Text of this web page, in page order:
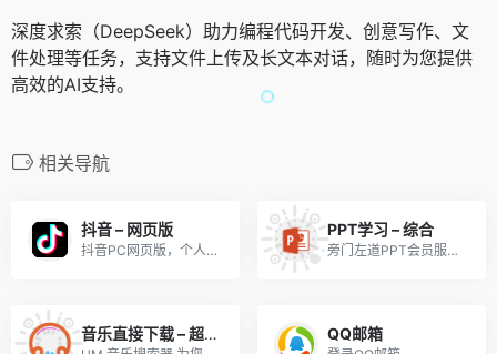
深度求索（DeepSeek）助力编程代码开发、创意写作、文
件处理等任务，支持文件上传及长文本对话，随时为您提供
高效的AI支持。
相关导航
抖音 – 网页版
抖音PC网页版，个人使用。
PPT学习 – 综合
旁门左道PPT会员服务官网
音乐直接下载 – 超级好用（多工具合集） QQ邮箱